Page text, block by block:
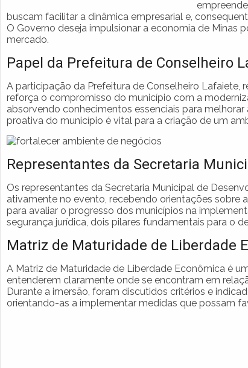
buscam facilitar a dinâmica empresarial e,
O Governo deseja impulsionar a economia de
mercado.
Papel da Prefeitura de Conselheiro
A participação da Prefeitura de Conselheiro Lafaiete,
reforça o compromisso do município com a
absorvendo conhecimentos essenciais para
proativa do município é vital para a criação de um
Representantes da Secretaria
Os representantes da Secretaria Municipal de
ativamente no evento, recebendo orientações sobre
para avaliar o progresso dos municípios na
segurança jurídica, dois pilares fundamentais para o
Matriz de Maturidade de Liberdade
A Matriz de Maturidade de Liberdade Econômica é
entenderem claramente onde se encontram em
Durante a imersão, foram discutidos critérios e
orientando-as a implementar medidas que possam